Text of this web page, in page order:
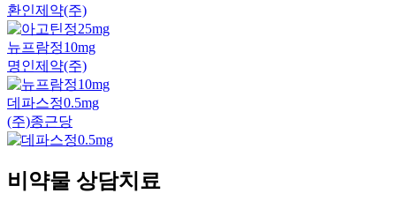
환인제약(주)
뉴프람정10mg
명인제약(주)
데파스정0.5mg
(주)종근당
비약물 상담치료